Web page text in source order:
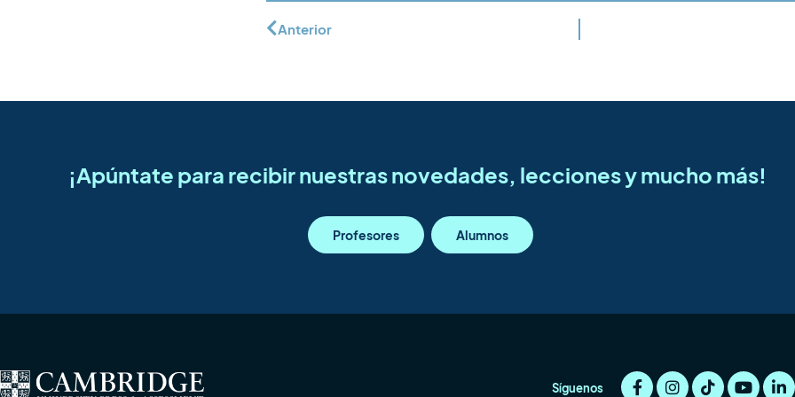
Anterior
¡Apúntate para recibir nuestras novedades, lecciones y mucho más!
Profesores Alumnos
Síguenos